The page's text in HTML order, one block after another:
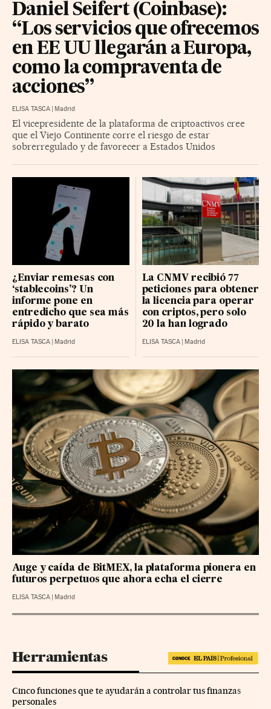
Daniel Seifert (Coinbase):
“Los servicios que ofrecemos
en EE UU llegarán a Europa,
como la compraventa de
acciones”
ELISA TASCA | Madrid
El vicepresidente de la plataforma de criptoactivos cree
que el Viejo Continente corre el riesgo de estar
sobrerregulado y de favorecer a Estados Unidos
¿Enviar remesas con
‘stablecoins’? Un
informe pone en
entredicho que sea más
rápido y barato
ELISA TASCA | Madrid
La CNMV recibió 77
peticiones para obtener
la licencia para operar
con criptos, pero solo
20 la han logrado
ELISA TASCA | Madrid
Auge y caída de BitMEX, la plataforma pionera en
futuros perpetuos que ahora echa el cierre
ELISA TASCA | Madrid
Herramientas
Cinco funciones que te ayudarán a controlar tus finanzas
personales